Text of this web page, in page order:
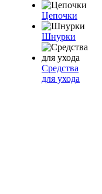
Цепочки
Шнурки
Средства
для ухода